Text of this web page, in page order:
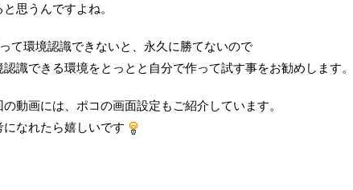
と思うんですよね。
て環境認識できないと、永久に勝てないので
認識できる環境をとっとと自分で作って試す事をお勧めします。
の動画には、ポコの画面設定もご紹介しています。
になれたら嬉しいです